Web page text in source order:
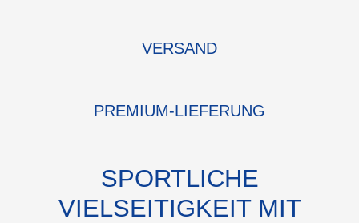
VERSAND
PREMIUM-LIEFERUNG
SPORTLICHE
VIELSEITIGKEIT MIT